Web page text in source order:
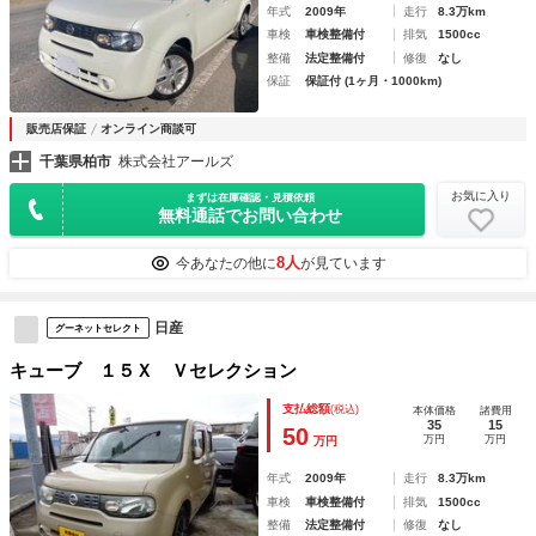
年式 2009年 走行
8.3万km
車検
車検整備付 排気
1500cc
整備
法定整備付 修復
なし
保証
保証付 (1ヶ月・1000km)
販売店保証 オンライン商談可
千葉県柏市 株式会社アールズ
まずは在庫確認・見積依頼
無料通話でお問い合わせ
お気に入り
今あなたの他に8人が見ています
グーネットセレクト 日産
キューブ １５Ｘ Ｖセレクション
支払総額(税込)
50 万円
本体価格
35
万円
諸費用
15
万円
年式 2009年 走行
8.3万km
車検
車検整備付 排気
1500cc
整備
法定整備付 修復 なし